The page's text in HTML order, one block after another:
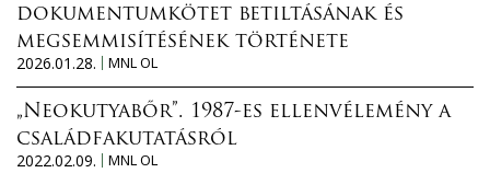
dokumentumkötet betiltásának és
megsemmisítésének története
2026.01.28.
MNL OL
„Neokutyabőr”. 1987-es ellenvélemény a
családfakutatásról
2022.02.09.
MNL OL